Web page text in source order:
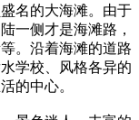
名的大海滩。由于
一侧才是海滩路，
。沿着海滩的道路
学校、风格各异的
的中心。